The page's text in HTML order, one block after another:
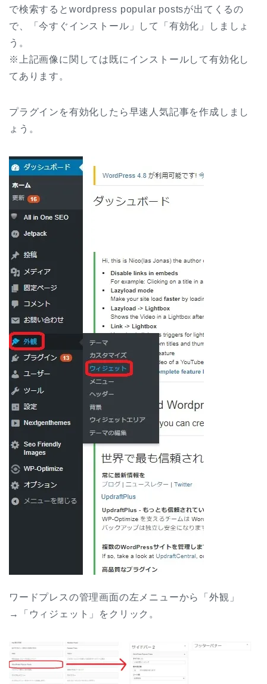
で検索するとwordpress popular postsが出てくるの
で、「今すぐインストール」して「有効化」しましょ
う。
※上記画像に関しては既にインストールして有効化し
てあります。
プラグインを有効化したら早速人気記事を作成しまし
ょう。
ワードプレスの管理画面の左メニューから「外観」
→「ウィジェット」をクリック。